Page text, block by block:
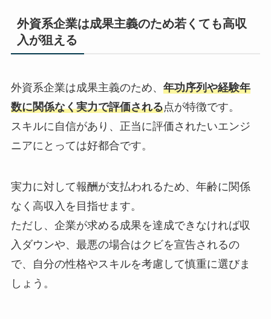
外資系企業は成果主義のため若くても高収
入が狙える
外資系企業は成果主義のため、 年功序列や経験年
数に関係なく実力で評価される点が特徴です。
スキルに自信があり、正当に評価されたいエンジ
ニアにとっては好都合です。
実力に対して報酬が支払われるため、年齢に関係
なく高収入を目指せます。
ただし、企業が求める成果を達成できなければ収
入ダウンや、最悪の場合はクビを宣告されるの
で、自分の性格やスキルを考慮して慎重に選びま
しょう。